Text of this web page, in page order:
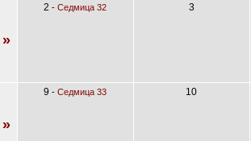
»
2 -Седмица 32 3
»
9 -Седмица 33 10